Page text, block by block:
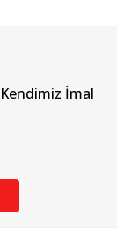
Kendimiz İmal